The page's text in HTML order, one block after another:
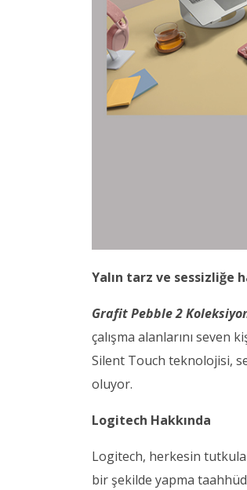
Yalın tarz ve sessizliğe
Grafit Pebble 2
çalışma alanlarını seven
Silent Touch teknolojisi,
oluyor.
Logitech Hakkında
Logitech, herkesin
bir şekilde yapma